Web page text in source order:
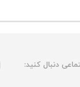
دنبال کنید: